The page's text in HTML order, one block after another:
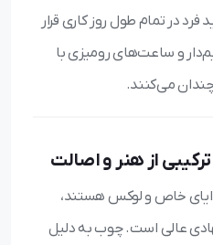
در تمام طول روز کاری قرار
و ساعت‌های رومیزی با
می‌کنند.
از هنر و اصالت
خاص و لوکس هستند،
عالی است. چوب به دلیل